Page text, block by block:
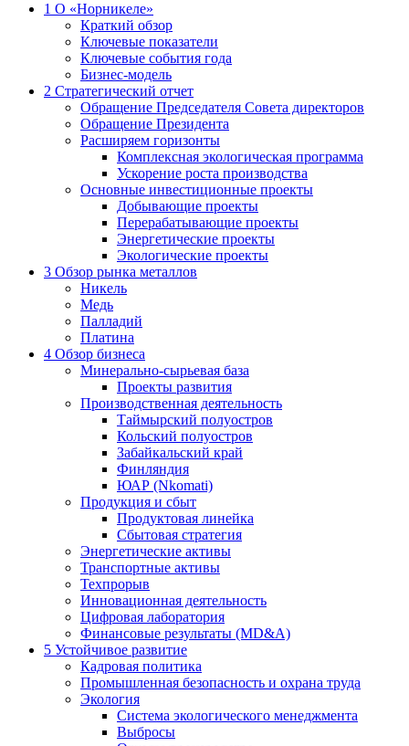
1 О «Норникеле»
Краткий обзор
Ключевые показатели
Ключевые события года
Бизнес-модель
2 Стратегический отчет
Обращение Председателя Совета директоров
Обращение Президента
Расширяем горизонты
Комплексная экологическая программа
Ускорение роста производства
Основные инвестиционные проекты
Добывающие проекты
Перерабатывающие проекты
Энергетические проекты
Экологические проекты
3 Обзор рынка металлов
Никель
Медь
Палладий
Платина
4 Обзор бизнеса
Минерально-сырьевая база
Проекты развития
Производственная деятельность
Таймырский полуостров
Кольский полуостров
Забайкальский край
Финляндия
ЮАР (Nkomati)
Продукция и сбыт
Продуктовая линейка
Сбытовая стратегия
Энергетические активы
Транспортные активы
Техпрорыв
Инновационная деятельность
Цифровая лаборатория
Финансовые результаты (MD&A)
5 Устойчивое развитие
Кадровая политика
Промышленная безопасность и охрана труда
Экология
Система экологического менеджмента
Выбросы